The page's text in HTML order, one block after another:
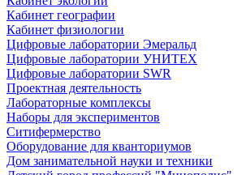
Кабинет географии
Кабинет физиологии
Цифровые лаборатории Эмеральд
Цифровые лаборатории УНИТЕХ
Цифровые лаборатории SWR
Проектная деятельность
Лабораторные комплексы
Наборы для экспериментов
Ситифермерство
Оборудование для кванториумов
Дом занимательной науки и техники